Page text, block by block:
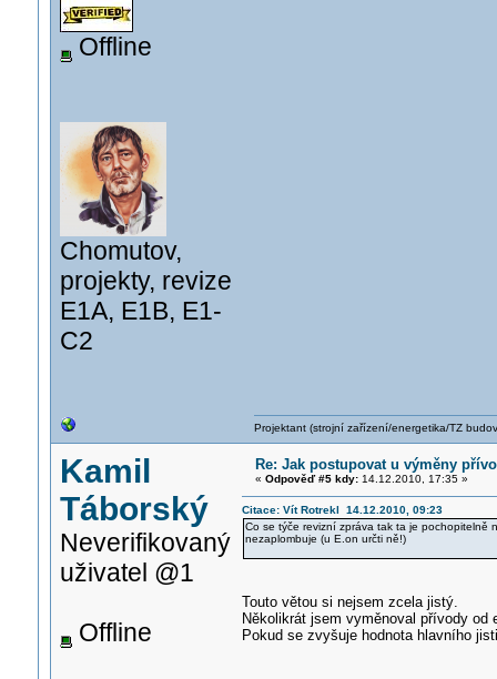
Offline
Chomutov,
projekty, revize
E1A, E1B, E1-
C2
Projektant (strojní zařízení/energetika/TZ
Kamil
Táborský
Neverifikovaný
uživatel @1
Offline
Re: Jak postupovat u výměny
« Odpověď #5 kdy:14.12.2010, 17:35 »
Citace: Vít Rotrekl 14.12.2010, 09:23
Co se týče revizní zpráva tak ta je pochopitelně
nezaplombuje (u E.on určti ně!)
Touto větou si nejsem zcela jistý.
Několikrát jsem vyměnoval přívody od
Pokud se zvyšuje hodnota hlavního